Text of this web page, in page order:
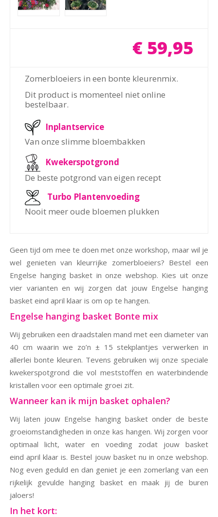
€ 59,95
Zomerbloeiers in een bonte kleurenmix.
Dit product is momenteel niet online
bestelbaar.
Inplantservice
Van onze slimme bloembakken
Kwekerspotgrond
De beste potgrond van eigen recept
Turbo Plantenvoeding
Nooit meer oude bloemen plukken
Geen tijd om mee te doen met onze workshop, maar wil je
wel genieten van kleurrijke zomerbloeiers? Bestel een
Engelse hanging basket in onze webshop. Kies uit onze
vier varianten en wij zorgen dat jouw Engelse hanging
basket eind april klaar is om op te hangen.
Engelse hanging basket Bonte mix
Wij gebruiken een draadstalen mand met een diameter van
40 cm waarin we zo’n ± 15 stekplantjes verwerken in
allerlei bonte kleuren. Tevens gebruiken wij onze speciale
kwekerspotgrond die vol meststoffen en waterbindende
kristallen voor een optimale groei zit.
Wanneer kan ik mijn basket ophalen?
Wij laten jouw Engelse hanging basket onder de beste
groeiomstandigheden in onze kas hangen. Wij zorgen voor
optimaal licht, water en voeding zodat jouw basket
eind april klaar is. Bestel jouw basket nu in onze webshop.
Nog even geduld en dan geniet je een zomerlang van een
rijkelijk gevulde hanging basket en maak jij de buren
jaloers!
In het kort: